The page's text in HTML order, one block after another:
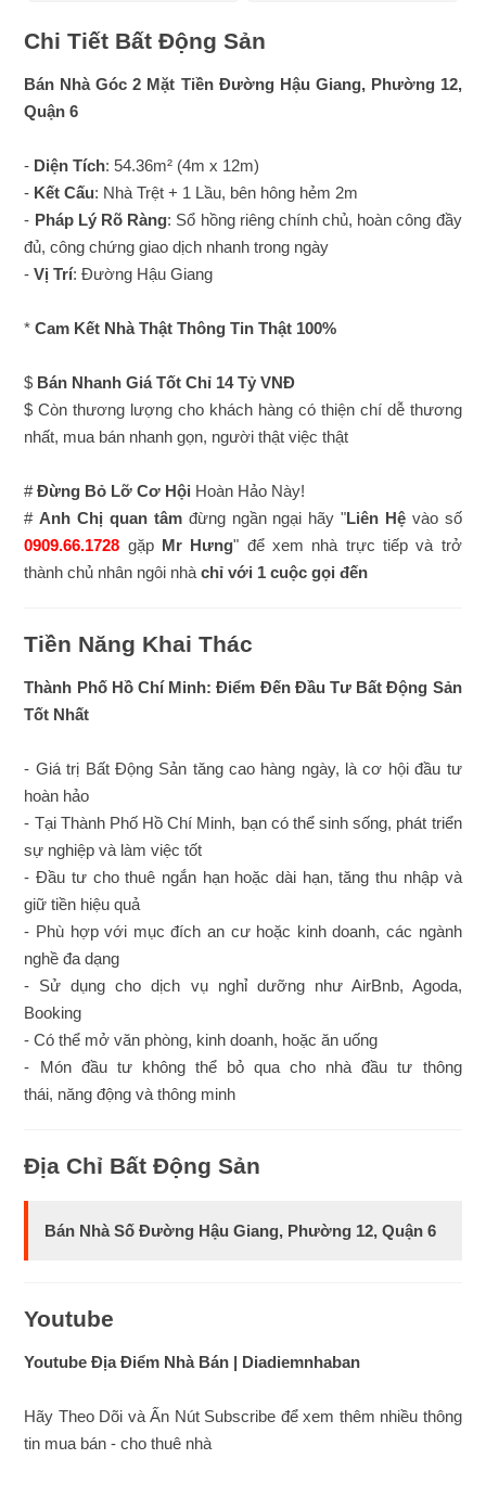
Chi Tiết Bất Động Sản
Bán Nhà Góc 2 Mặt Tiền Đường Hậu Giang, Phường 12,
Quận 6
- Diện Tích: 54.36m² (4m x 12m)
- Kết Cấu: Nhà Trệt + 1 Lầu, bên hông hẻm 2m
- Pháp Lý Rõ Ràng: Sổ hồng riêng chính chủ, hoàn công đầy
đủ, công chứng giao dịch nhanh trong ngày
-Vị Trí: Đường Hậu Giang
* Cam Kết Nhà Thật Thông Tin Thật 100%
$ Bán Nhanh Giá Tốt Chỉ 14 Tỷ VNĐ
$ Còn thương lượng cho khách hàng có thiện chí dễ thương
nhất, mua bán nhanh gọn, người thật việc thật
#Đừng Bỏ Lỡ Cơ Hội Hoàn Hảo Này!
# Anh Chị quan tâmđừng ngần ngại hãy "Liên Hệvào số
0909.66.1728 gặp Mr Hưng" để xem nhà trực tiếp và trở
thành chủ nhân ngôi nhàchỉ với 1 cuộc gọi đến
Tiền Năng Khai Thác
Thành Phố Hồ Chí Minh: Điểm Đến Đầu Tư Bất Động Sản
Tốt Nhất
- Giá trị Bất Động Sản tăng cao hàng ngày, là cơ hội đầu tư
hoàn hảo
- Tại Thành Phố Hồ Chí Minh, bạn có thể sinh sống, phát triển
sự nghiệp và làm việc tốt
- Đầu tư cho thuê ngắn hạn hoặc dài hạn, tăng thu nhập và
giữ tiền hiệu quả
- Phù hợp với mục đích an cư hoặc kinh doanh, các ngành
nghề đa dạng
- Sử dụng cho dịch vụ nghỉ dưỡng như AirBnb, Agoda,
Booking
- Có thể mở văn phòng, kinh doanh, hoặc ăn uống
- Món đầu tư không thể bỏ qua cho nhà đầu tư thông
thái, năng động và thông minh
Địa Chỉ Bất Động Sản
Bán Nhà Số Đường Hậu Giang, Phường 12, Quận 6
Youtube
Youtube Địa Điểm Nhà Bán | Diadiemnhaban
Hãy Theo Dõi và Ấn Nút Subscribe để xem thêm nhiều thông
tin mua bán - cho thuê nhà